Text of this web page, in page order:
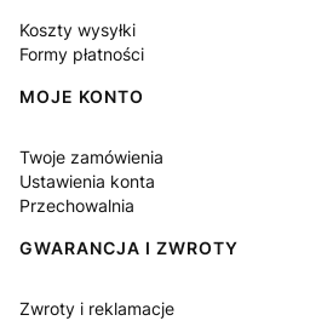
Koszty wysyłki
Formy płatności
MOJE KONTO
Twoje zamówienia
Ustawienia konta
Przechowalnia
GWARANCJA I ZWROTY
Zwroty i reklamacje